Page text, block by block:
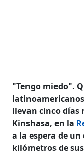
"Tengo miedo".
llevan cinco días
Kinshasa, en la
a la espera de
kilómetros de